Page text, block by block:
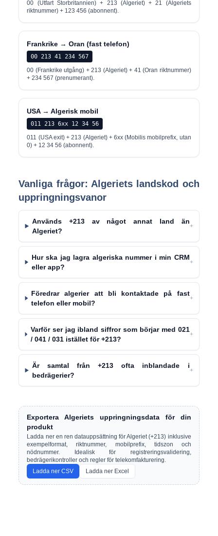
00 (Utfart Storbritannien) + 213 (Algeriet) + 21 (Algeriets
riktnummer) + 123 456 (abonnent).
Frankrike → Oran (fast telefon)
00 213 41 234 567
00 (Frankrike utgång) + 213 (Algeriet) + 41 (Oran riktnummer)
+ 234 567 (prenumerant).
USA → Algerisk mobil
011 213 6xx 12 34 56
011 (USA exit) + 213 (Algeriet) + 6xx (Mobilis mobilprefix, utan
0) + 12 34 56 (abonnent).
Vanliga frågor: Algeriets landskod och
uppringningsvanor
Används +213 av något annat land än
Algeriet?
+
Hur ska jag lagra algeriska nummer i min CRM
eller app?
+
Föredrar algerier att bli kontaktade på fast
telefon eller mobil?
+
Varför ser jag ibland siffror som börjar med 021
/ 041 / 031 istället för +213?
+
Är samtal från +213 ofta inblandade i
bedrägerier?
+
Exportera Algeriets uppringningsdata för din
produkt
Ladda ner en ren datauppsättning för Algeriet (+213) inklusive
exempelformat, riktnummer, mobilprefix, tidszon och
nödnummer. Idealisk för registreringsvalidering,
bedrägerikontroller och regler för telekomfakturering.
Ladda ner CSV
Ladda ner Excel